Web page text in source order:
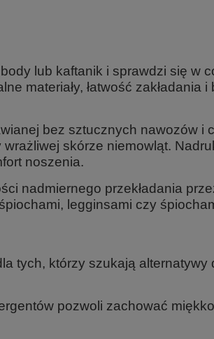
lub kaftanik i sprawdzi się w
materiały, łatwość zakładania
bez sztucznych nawozów i
skórze niemowląt.
noszenia.
nadmiernego przekładania
legginsami czy
tych, którzy szukają alternatywy
pozwoli zachować